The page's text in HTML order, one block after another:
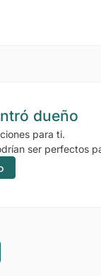
dueño
para ti.
ser perfectos